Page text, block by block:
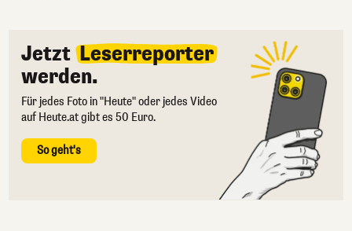
Jetzt Leserreporter
werden.
Für jedes Foto in "Heute" oder jedes Video
auf Heute.at gibt es 50 Euro.
So geht's